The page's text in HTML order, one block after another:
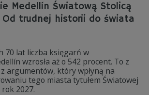
Medellín Światową Stolicą
Od trudnej historii do świata
70 lat liczba księgarń w
wzrosła aż o 542 procent. To z
argumentów, który wpłyną na
tego miasta tytułem Światowej
2027.